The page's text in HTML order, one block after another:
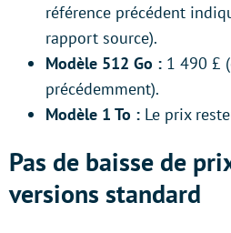
référence précédent
rapport source).
Modèle 512 Go : 1 490 £
précédemment).
Modèle 1 To : Le prix
Pas de baisse de
versions standard